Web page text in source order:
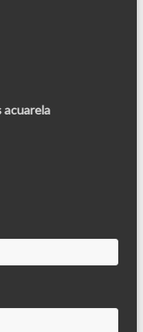
acuarela